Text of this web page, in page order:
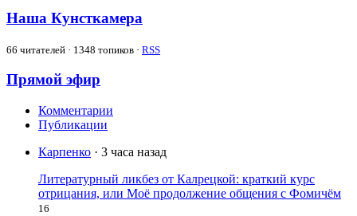
Наша Кунсткамера
66 читателей · 1348 топиков · RSS
Прямой эфир
Комментарии
Публикации
Карпенко · 3 часа назад
Литературный ликбез от Калрецкой: краткий курс
отрицания, или Моё продолжение общения с Фомичём
16